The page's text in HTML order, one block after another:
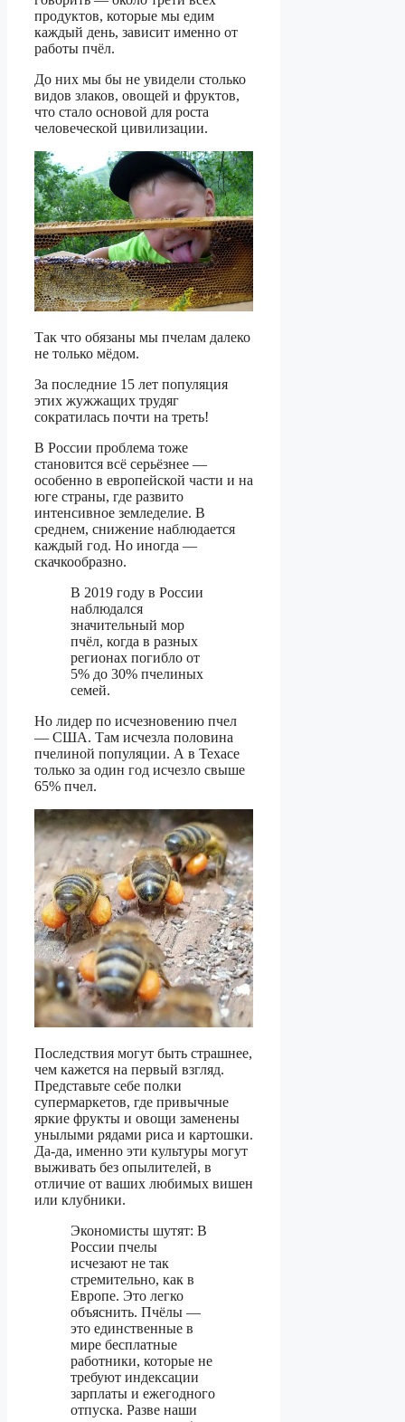
продуктов, которые мы едим
каждый день, зависит именно от
работы пчёл.
До них мы бы не увидели столько
видов злаков, овощей и фруктов,
что стало основой для роста
человеческой цивилизации.
Так что обязаны мы пчелам далеко
не только мёдом.
За последние 15 лет популяция
этих жужжащих трудяг
сократилась почти на треть!
В России проблема тоже
становится всё серьёзнее —
особенно в европейской части и на
юге страны, где развито
интенсивное земледелие. В
среднем, снижение наблюдается
каждый год. Но иногда —
скачкообразно.
В 2019 году в России
наблюдался
значительный мор
пчёл, когда в разных
регионах погибло от
5% до 30% пчелиных
семей.
Но лидер по исчезновению пчел
— США. Там исчезла половина
пчелиной популяции. А в Техасе
только за один год исчезло свыше
65% пчел.
Последствия могут быть страшнее,
чем кажется на первый взгляд.
Представьте себе полки
супермаркетов, где привычные
яркие фрукты и овощи заменены
унылыми рядами риса и картошки.
Да-да, именно эти культуры могут
выживать без опылителей, в
отличие от ваших любимых вишен
или клубники.
Экономисты шутят: В
России пчелы
исчезают не так
стремительно, как в
Европе. Это легко
объяснить. Пчёлы —
это единственные в
мире бесплатные
работники, которые не
требуют индексации
зарплаты и ежегодного
отпуска. Разве наши